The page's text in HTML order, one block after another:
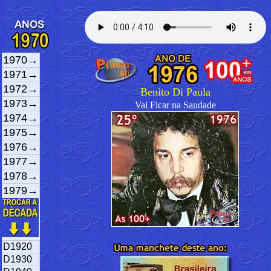
1970→
1971→
1972→
1973→
1974→
1975→
1976→
1977→
1978→
1979→
D1920
D1930
Benito Di Paula
Vai Ficar na Saudade